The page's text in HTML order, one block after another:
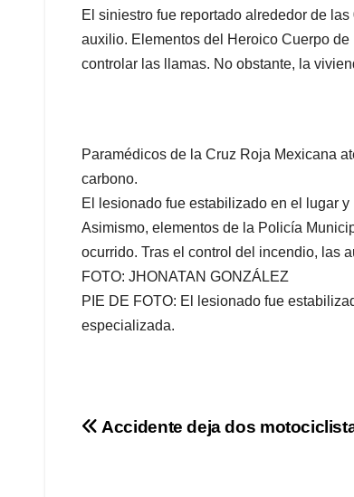
El siniestro fue reportado alrededor de
auxilio. Elementos del Heroico Cuerpo
controlar las llamas. No obstante, la
Paramédicos de la Cruz Roja Mexicana
carbono.
El lesionado fue estabilizado en el lugar
Asimismo, elementos de la Policía
ocurrido. Tras el control del incendio, las
FOTO: JHONATAN GONZÁLEZ
PIE DE FOTO: El lesionado fue
especializada.
Navegación
Accidente deja dos